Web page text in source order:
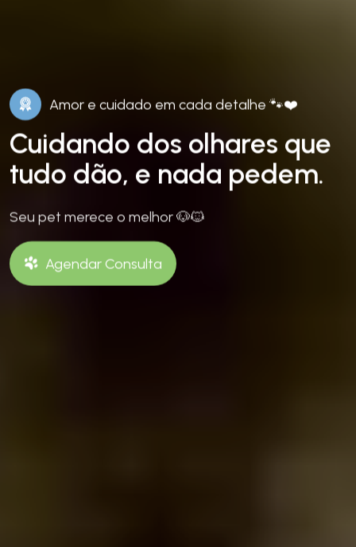
Amor e cuidado em cada detalhe 🐾❤️
Cuidando dos olhares que
tudo dão, e nada pedem.
Seu pet merece o melhor 🐶🐱
Agendar Consulta